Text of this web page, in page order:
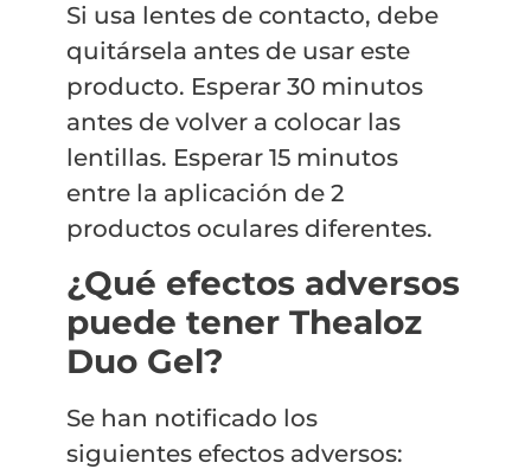
Si usa lentes de contacto, debe
quitársela antes de usar este
producto. Esperar 30 minutos
antes de volver a colocar las
lentillas. Esperar 15 minutos
entre la aplicación de 2
productos oculares diferentes.
¿Qué efectos adversos
puede tener Thealoz
Duo Gel?
Se han notificado los
siguientes efectos adversos: